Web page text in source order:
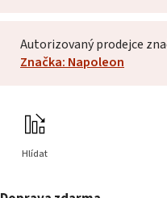
Autorizovaný prodejce
Značka: Napoleon
Hlídat